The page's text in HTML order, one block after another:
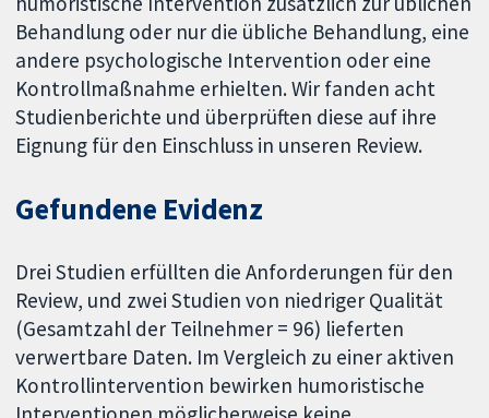
Behandlung oder nur die übliche Behandlung, eine
andere psychologische Intervention oder eine
Kontrollmaßnahme erhielten. Wir fanden acht
Studienberichte und überprüften diese auf ihre
Eignung für den Einschluss in unseren Review.
Gefundene Evidenz
Drei Studien erfüllten die Anforderungen für den
Review, und zwei Studien von niedriger Qualität
(Gesamtzahl der Teilnehmer = 96) lieferten
verwertbare Daten. Im Vergleich zu einer aktiven
Kontrollintervention bewirken humoristische